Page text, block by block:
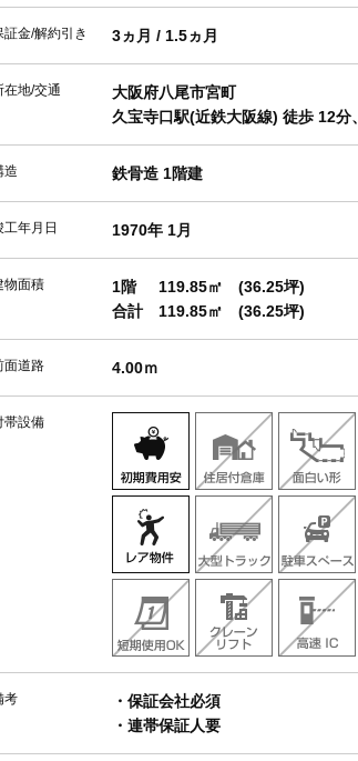
証金/解約引き 3ヵ月 / 1.5ヵ月
在地/交通
大阪府八尾市宮町
久宝寺口駅(近鉄大阪線) 徒歩 12
造 鉄骨造 1階建
工年月日 1970年 1月
物面積 1階 119.85㎡
(36.25坪)
合計
119.85㎡ (36.25坪)
面道路 4.00ｍ
帯設備
考
・保証会社必須
・連帯保証人要